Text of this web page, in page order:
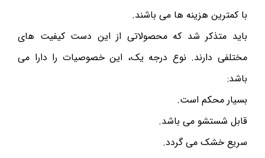
با کمترین‌ هزینه ها می باشند.
باید متذکر شد که محصولاتی از این دست کیفیت های
مختلفی دارند. نوع درجه یک، این خصوصیات را دارا می
باشد:
بسیار محکم است.
قابل شستشو می باشد.
سریع خشک می گردد.